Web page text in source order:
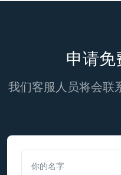
申请免
我们客服人员将会联
你的名字